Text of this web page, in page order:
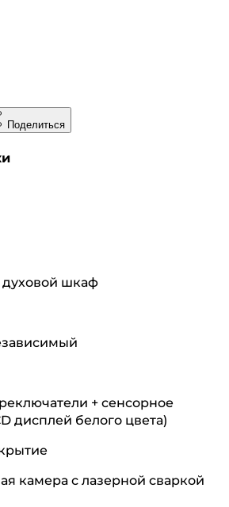
Поделиться
духовой шкаф
+ сенсорное
дисплей белого цвета)
камера с лазерной сваркой